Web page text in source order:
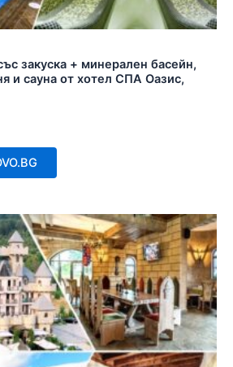
закуска + минерален басейн,
и сауна от хотел СПА Оазис,